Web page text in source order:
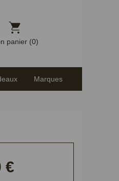
panier (0)
Marques
€